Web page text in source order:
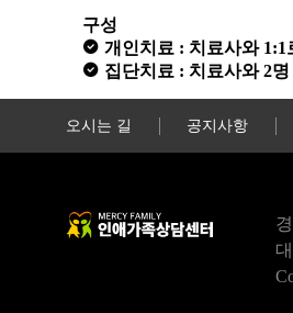
구성
개인치료 : 치료사와 1:1
집단치료 : 치료사와 2
오시는 길 공지사항